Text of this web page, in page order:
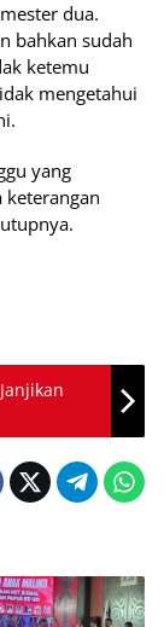
dua.
bahkan sudah
ketemu
mengetahui
yang
keterangan